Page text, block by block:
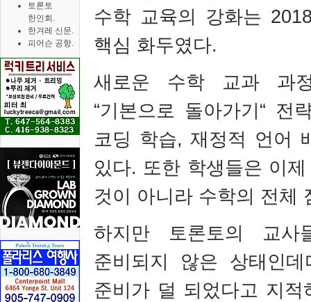
토론토
한인회.
한겨레 신문.
피어슨 공항.
수학 교육의 강화는
핵심 화두였다.
새로운 수학 교과 과
“기본으로 돌아가기“ 전
코딩 학습,재정적 언어
있다. 또한 학생들은 이
것이 아니라 수학의 전체
하지만 토론토의 교
준비되지 않은 상태인데
준비가 덜 되었다고 지적